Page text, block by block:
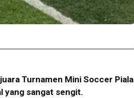
Turnamen Mini Soccer Piala
yang sangat sengit.